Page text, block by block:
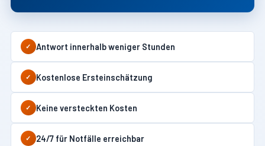
✓ Antwort innerhalb weniger Stunden
✓ Kostenlose Ersteinschätzung
✓ Keine versteckten Kosten
✓ 24/7 für Notfälle erreichbar